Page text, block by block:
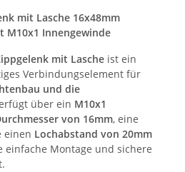
mit Lasche 16x48mm
M10x1 Innengewinde
mit Lasche ist ein
Verbindungselement für
und die
über ein M10x1
von 16mm, eine
einen Lochabstand von 20mm
einfache Montage und sichere